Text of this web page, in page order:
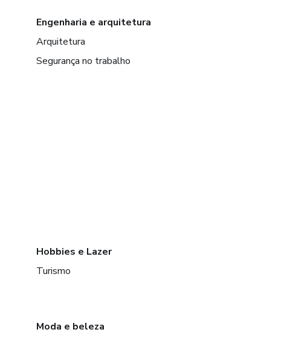
Engenharia e arquitetura
Arquitetura
Segurança no trabalho
Hobbies e Lazer
Turismo
Moda e beleza